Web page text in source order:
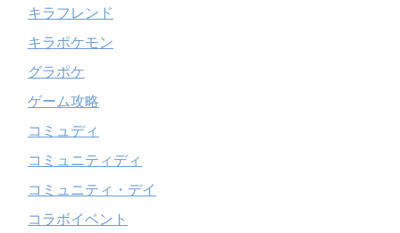
キラフレンド
キラポケモン
グラポケ
ゲーム攻略
コミュディ
コミュニティディ
コミュニティ・デイ
コラボイベント